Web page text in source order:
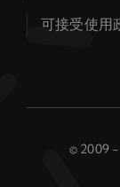
可接受使用
© 2009 -